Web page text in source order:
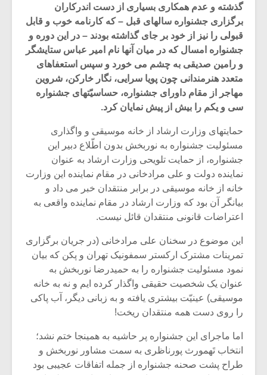
گذشته و عدم همکاری بسیاری از دست اندرکاران
برگزاری جشنواره سالهای قبل – که کارنامه خوب و قابل
قبولی را نیز از خود بر جای گذاشته بودند – در این دوره و
جشنواره امسال که در میان آنها نام امیر عباس ستایشگر
و رامین صدیقی به چشم می خورد و سپس استعفاهای
متعدد هنرمندانی چون پویا سرایی، نگار خارکن، شروین
مهاجر از مقام داورای جشنواره، حساسیّتهای جشنواره
سی و یکم را بیش از پیش نمایان کرد.
حمایتهای وزارت ارشاد از خانه موسیقی و واگذاری
مسئولیت جشنواره به نوربخش بدون اطّلاع دبیر این
جشنواره، از حمایت تلویحی وزارت ارشاد به عنوان
نماینده دولت و علی مرادخانی در مقام نماینده این وزارت
خانه از خانه موسیقی در برابر منتقدان خبر می داد و
بیانگر آن بود که وزارت ارشاد در مقام نماینده واقعی به
اعتراضات قانونی منتقدان قائل نیست.
این موضوع در سخنان علی مرادخانی (در جریان برگزاری
تمرینات مشترک ارکستر سمفونیک تهران و پکن که بیان
نمود مسئولیت جشنواره را به حمیدرضا نوربخش به
عنوان یک شخصیت حقیقی واگذار کرده ایم و نه به خانه
موسیقی) عینیّت بیشتری یافته و به زبانی دیگر، آب پاکی
را روی دست همه منتقدان ریخت!
اما ماجرای این جشنواره پر حاشیه به همینجا ختم نشد؛
انتخاب تَهمورث پورناظری به سمت مشاور نوربخش و
طراح پشت صحنه جشنواره از جمله اتفاقات عجیبی بود
میکلوش روژا